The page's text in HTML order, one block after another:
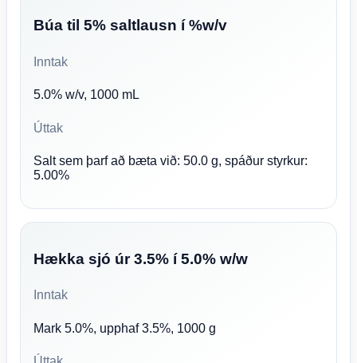
Búa til 5% saltlausn í %w/v
Inntak
5.0% w/v, 1000 mL
Úttak
Salt sem þarf að bæta við: 50.0 g, spáður styrkur:
5.00%
Hækka sjó úr 3.5% í 5.0% w/w
Inntak
Mark 5.0%, upphaf 3.5%, 1000 g